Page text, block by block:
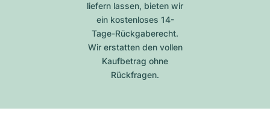
liefern lassen, bieten wir
ein kostenloses 14-
Tage-Rückgaberecht.
Wir erstatten den vollen
Kaufbetrag ohne
Rückfragen.